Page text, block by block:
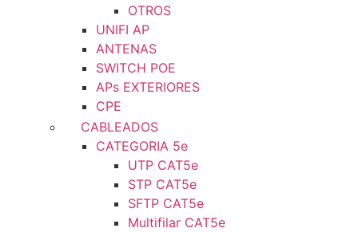
OTROS
UNIFI AP
ANTENAS
SWITCH POE
APs EXTERIORES
CPE
CABLEADOS
CATEGORIA 5e
UTP CAT5e
STP CAT5e
SFTP CAT5e
Multifilar CAT5e